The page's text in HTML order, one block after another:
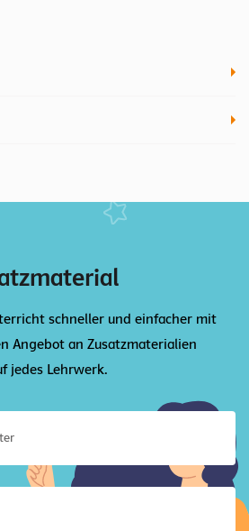
schneller und einfacher mit
Angebot an Zusatzmaterialien
jedes Lehrwerk.